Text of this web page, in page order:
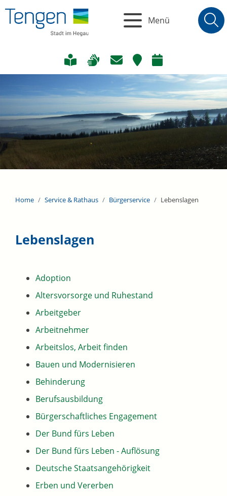
Menü
Home Service & Rathaus Bürgerservice Lebenslagen
Lebenslagen
Adoption
Altersvorsorge und Ruhestand
Arbeitgeber
Arbeitnehmer
Arbeitslos, Arbeit finden
Bauen und Modernisieren
Behinderung
Berufsausbildung
Bürgerschaftliches Engagement
Der Bund fürs Leben
Der Bund fürs Leben - Auflösung
Deutsche Staatsangehörigkeit
Erben und Vererben